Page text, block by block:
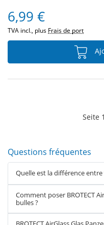
6,99 €
TVA incl., plus Frais de port
Seite 1
Questions fréquentes
Quelle est la différence
Comment poser BROTECT
bulles ?